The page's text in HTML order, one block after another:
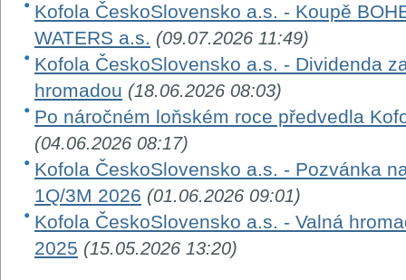
Kofola ČeskoSlovensko a.s. - Koupě
WATERS a.s. (09.07.2026 11:49)
Kofola ČeskoSlovensko a.s. - Dividenda
hromadou (18.06.2026 08:03)
Po náročném loňském roce předvedla
(04.06.2026 08:17)
Kofola ČeskoSlovensko a.s. - Pozvánka
1Q/3M 2026 (01.06.2026 09:01)
Kofola ČeskoSlovensko a.s. - Valná
2025 (15.05.2026 13:20)